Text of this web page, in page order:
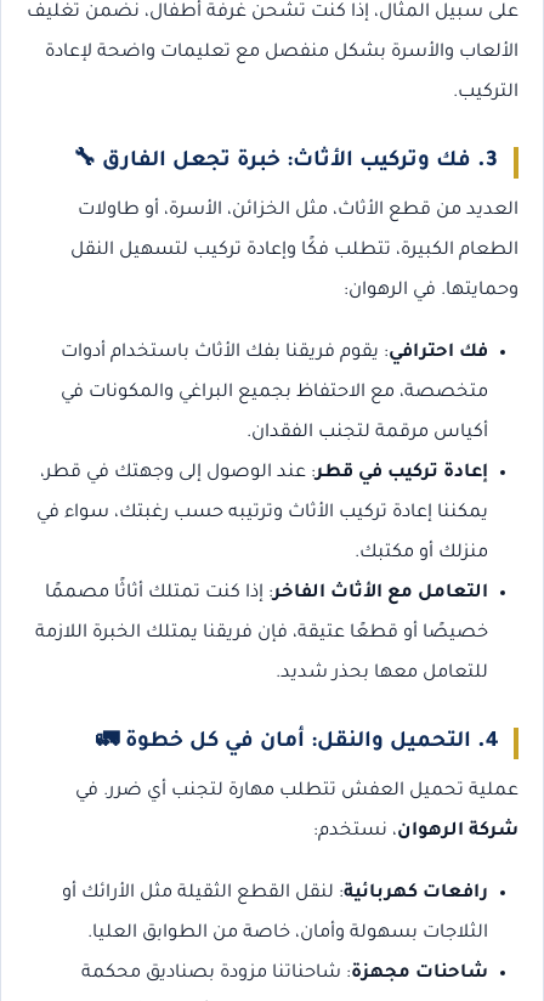
على سبيل المثال، إذا كنت تشحن غرفة أطفال، نضمن تغليف
الألعاب والأسرة بشكل منفصل مع تعليمات واضحة لإعادة
التركيب.
3. فك وتركيب الأثاث: خبرة تجعل الفارق 🔧
العديد من قطع الأثاث، مثل الخزائن، الأسرة، أو طاولات
الطعام الكبيرة، تتطلب فكًا وإعادة تركيب لتسهيل النقل
وحمايتها. في الرهوان:
فك احترافي: يقوم فريقنا بفك الأثاث باستخدام أدوات
متخصصة، مع الاحتفاظ بجميع البراغي والمكونات في
أكياس مرقمة لتجنب الفقدان.
إعادة تركيب في قطر: عند الوصول إلى وجهتك في قطر،
يمكننا إعادة تركيب الأثاث وترتيبه حسب رغبتك، سواء في
منزلك أو مكتبك.
التعامل مع الأثاث الفاخر: إذا كنت تمتلك أثاثًا مصممًا
خصيصًا أو قطعًا عتيقة، فإن فريقنا يمتلك الخبرة اللازمة
للتعامل معها بحذر شديد.
4. التحميل والنقل: أمان في كل خطوة 🚛
عملية تحميل العفش تتطلب مهارة لتجنب أي ضرر. في
شركة الرهوان، نستخدم:
رافعات كهربائية: لنقل القطع الثقيلة مثل الأرائك أو
الثلاجات بسهولة وأمان، خاصة من الطوابق العليا.
شاحنات مجهزة: شاحناتنا مزودة بصناديق محكمة